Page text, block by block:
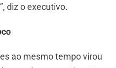
diz o executivo.
ao mesmo tempo virou